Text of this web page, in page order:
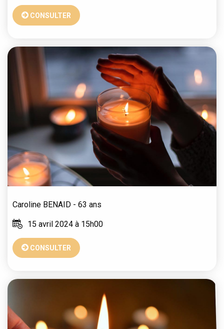
CONSULTER
Caroline BENAID - 63 ans
15 avril 2024 à 15h00
CONSULTER